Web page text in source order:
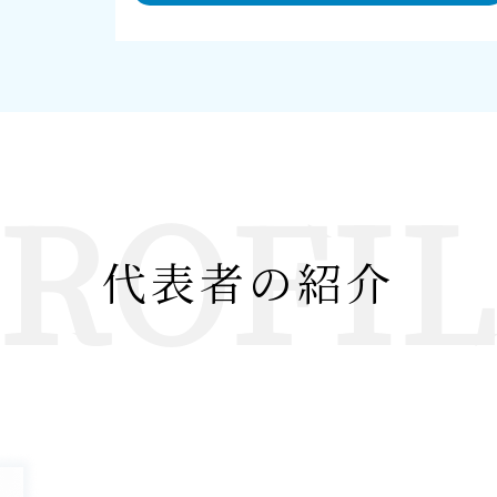
代表者の紹介